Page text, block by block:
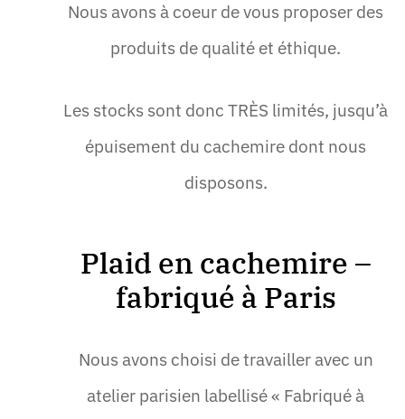
Nous avons à coeur de vous proposer des
produits de qualité et éthique.
Les stocks sont donc TRÈS limités, jusqu’à
épuisement du cachemire dont nous
disposons.
Plaid en cachemire –
fabriqué à Paris
Nous avons choisi de travailler avec un
atelier parisien labellisé « Fabriqué à